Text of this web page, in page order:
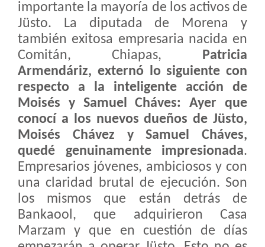
importante la mayoría de los activos de
Jüsto. La diputada de Morena y
también exitosa empresaria nacida en
Comitán, Chiapas, Patricia
Armendáriz, externó lo siguiente con
respecto a la inteligente acción de
Moisés y Samuel Cháves: Ayer que
conocí a los nuevos dueños de Jüsto,
Moisés Chávez y Samuel Cháves,
quedé genuinamente impresionada.
Empresarios jóvenes, ambiciosos y con
una claridad brutal de ejecución. Son
los mismos que están detrás de
Bankaool, que adquirieron Casa
Marzam y que en cuestión de días